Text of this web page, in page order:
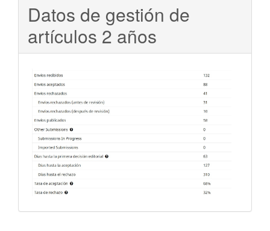
Datos de gestión de
artículos 2 años